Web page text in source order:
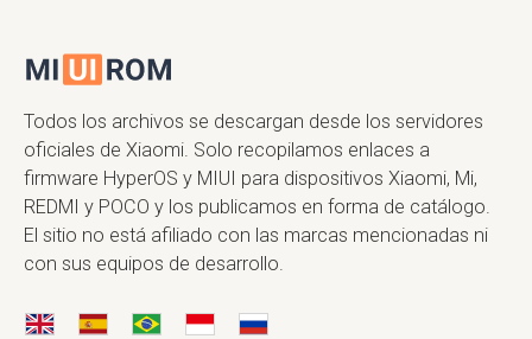
Todos los archivos se descargan desde los servidores
oficiales de Xiaomi. Solo recopilamos enlaces a
firmware HyperOS y MIUI para dispositivos Xiaomi, Mi,
REDMI y POCO y los publicamos en forma de catálogo.
El sitio no está afiliado con las marcas mencionadas ni
con sus equipos de desarrollo.